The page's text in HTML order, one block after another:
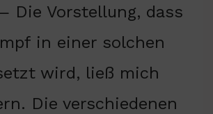
Die Vorstellung, dass
in einer solchen
wird, ließ mich
Die verschiedenen